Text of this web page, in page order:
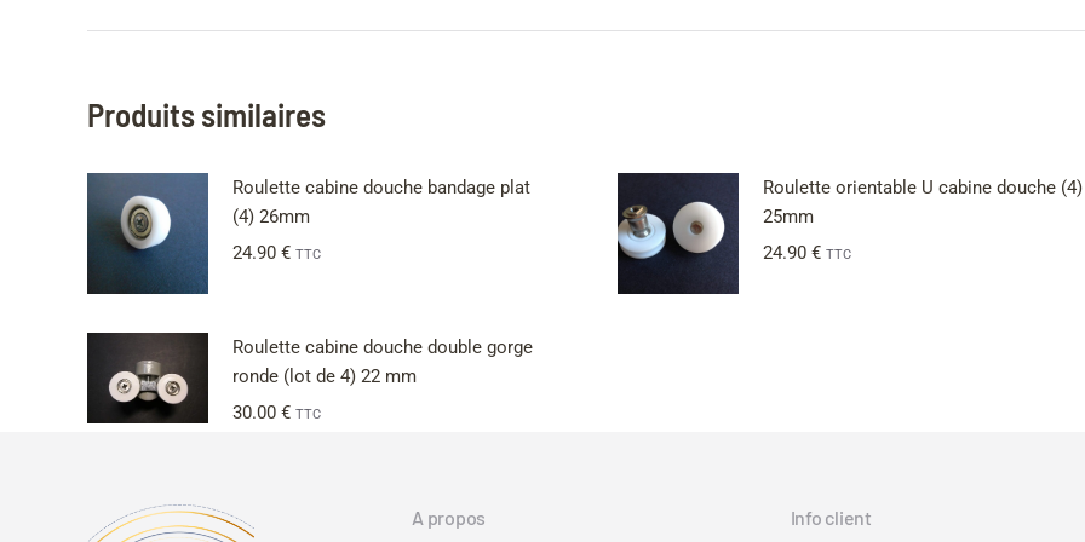
Produits similaires
Roulette cabine douche bandage plat
(4) 26mm
24.90 € TTC
Roulette orientable U cabine douche (4)
25mm
24.90 € TTC
Roulette cabine douche double gorge
ronde (lot de 4) 22 mm
30.00 € TTC
A propos Info client